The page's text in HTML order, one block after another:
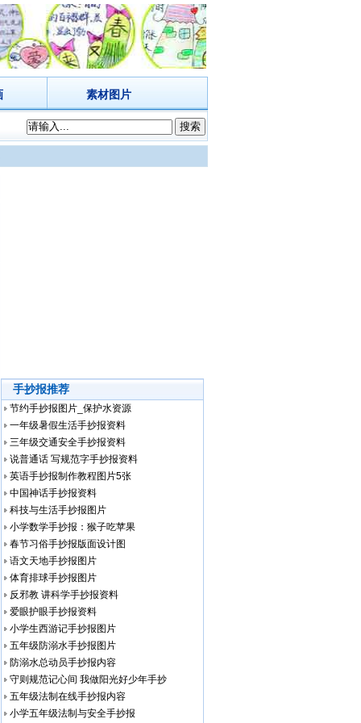
素材图片
手抄报推荐
节约手抄报图片_保护水资源
一年级暑假生活手抄报资料
三年级交通安全手抄报资料
说普通话 写规范字手抄报资料
英语手抄报制作教程图片5张
中国神话手抄报资料
科技与生活手抄报图片
小学数学手抄报：猴子吃苹果
春节习俗手抄报版面设计图
语文天地手抄报图片
体育排球手抄报图片
反邪教 讲科学手抄报资料
爱眼护眼手抄报资料
小学生西游记手抄报图片
五年级防溺水手抄报图片
防溺水总动员手抄报内容
守则规范记心间 我做阳光好少年手抄
五年级法制在线手抄报内容
小学五年级法制与安全手抄报